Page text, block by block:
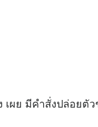
เผย มีคำสั่งปล่อย